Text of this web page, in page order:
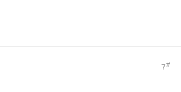
7#